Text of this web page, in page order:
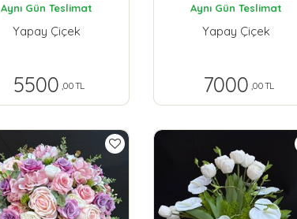
Aynı Gün Teslimat
Yapay Çiçek
5500 ,00 TL
Aynı Gün Teslimat
Yapay Çiçek
7000 ,00 TL